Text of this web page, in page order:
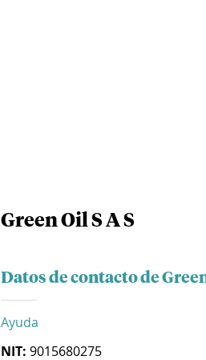
Green Oil S A S
Datos de contacto de
Ayuda
NIT: 9015680275